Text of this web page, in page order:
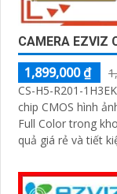
CAMERA EZVIZ
1,899,000 ₫
CS-H5-R201-
chip CMOS hình
Full Color trong khoảng cách
quả giá rẻ và tiết